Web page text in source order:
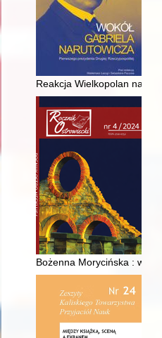
Reakcja Wielkopolan na
Bożenna Morycińska : w